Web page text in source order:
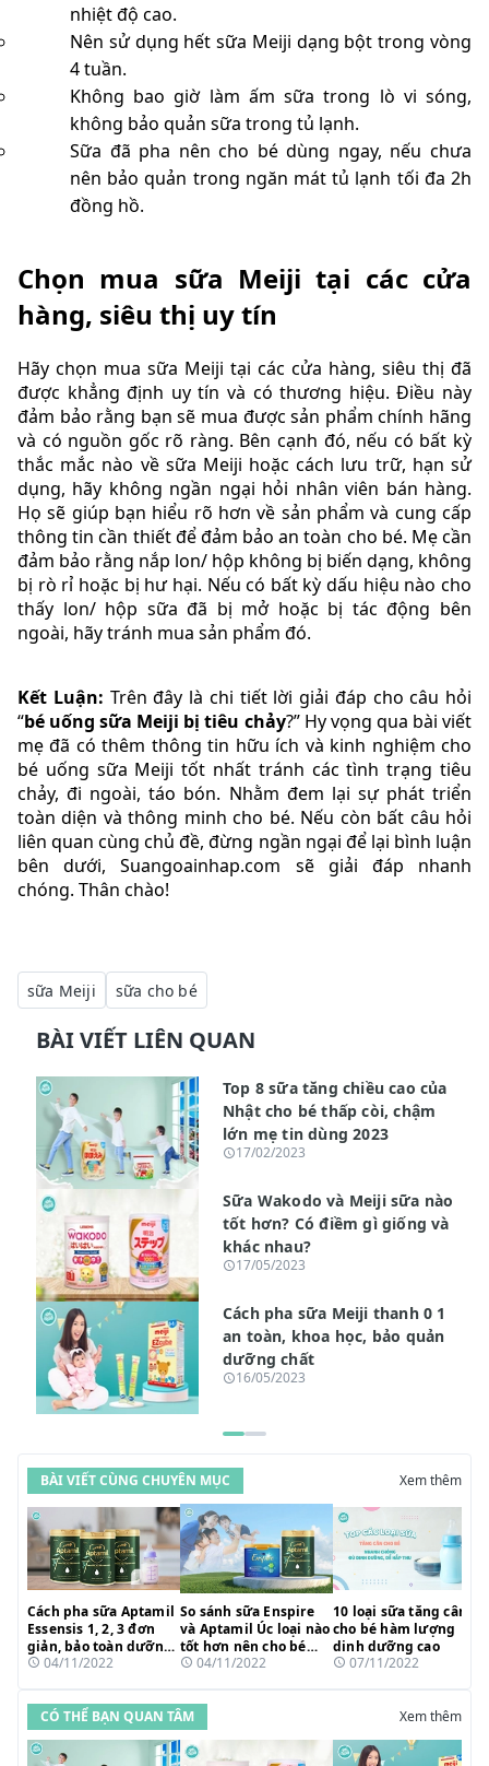
nhiệt độ cao.
Nên sử dụng hết sữa Meiji dạng bột trong vòng
4 tuần.
Không bao giờ làm ấm sữa trong lò vi sóng,
không bảo quản sữa trong tủ lạnh.
Sữa đã pha nên cho bé dùng ngay, nếu chưa
nên bảo quản trong ngăn mát tủ lạnh tối đa 2h
đồng hồ.
Chọn mua sữa Meiji tại các cửa
hàng, siêu thị uy tín
Hãy chọn mua sữa Meiji tại các cửa hàng, siêu thị đã
được khẳng định uy tín và có thương hiệu. Điều này
đảm bảo rằng bạn sẽ mua được sản phẩm chính hãng
và có nguồn gốc rõ ràng. Bên cạnh đó, nếu có bất kỳ
thắc mắc nào về sữa Meiji hoặc cách lưu trữ, hạn sử
dụng, hãy không ngần ngại hỏi nhân viên bán hàng.
Họ sẽ giúp bạn hiểu rõ hơn về sản phẩm và cung cấp
thông tin cần thiết để đảm bảo an toàn cho bé. Mẹ cần
đảm bảo rằng nắp lon/ hộp không bị biến dạng, không
bị rò rỉ hoặc bị hư hại. Nếu có bất kỳ dấu hiệu nào cho
thấy lon/ hộp sữa đã bị mở hoặc bị tác động bên
ngoài, hãy tránh mua sản phẩm đó.
Kết Luận: Trên đây là chi tiết lời giải đáp cho câu hỏi
“bé uống sữa Meiji bị tiêu chảy?” Hy vọng qua bài viết
mẹ đã có thêm thông tin hữu ích và kinh nghiệm cho
bé uống sữa Meiji tốt nhất tránh các tình trạng tiêu
chảy, đi ngoài, táo bón. Nhằm đem lại sự phát triển
toàn diện và thông minh cho bé. Nếu còn bất câu hỏi
liên quan cùng chủ đề, đừng ngần ngại để lại bình luận
bên dưới, Suangoainhap.com sẽ giải đáp nhanh
chóng. Thân chào!
sữa Meiji sữa cho bé
BÀI VIẾT LIÊN QUAN
Top 8 sữa tăng chiều cao của
Nhật cho bé thấp còi, chậm
lớn mẹ tin dùng 2023
17/02/2023
Sữa Wakodo và Meiji sữa nào
tốt hơn? Có điềm gì giống và
khác nhau?
17/05/2023
Cách pha sữa Meiji thanh 0 1
an toàn, khoa học, bảo quản
dưỡng chất
16/05/2023
BÀI VIẾT CÙNG CHUYÊN MỤC Xem thêm
Cách pha sữa Aptamil
Essensis 1, 2, 3 đơn
giản, bảo toàn dưỡng
chất04/11/2022
So sánh sữa Enspire
và Aptamil Úc loại nào
tốt hơn nên cho bé
uống?
04/11/2022
10 loại sữa tăng cân
cho bé hàm lượng
dinh dưỡng cao
07/11/2022
CÓ THỂ BẠN QUAN TÂM Xem thêm